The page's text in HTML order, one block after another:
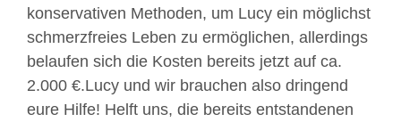
konservativen Methoden, um Lucy ein möglichst
schmerzfreies Leben zu ermöglichen, allerdings
belaufen sich die Kosten bereits jetzt auf ca.
2.000 €.Lucy und wir brauchen also dringend
eure Hilfe! Helft uns, die bereits entstandenen